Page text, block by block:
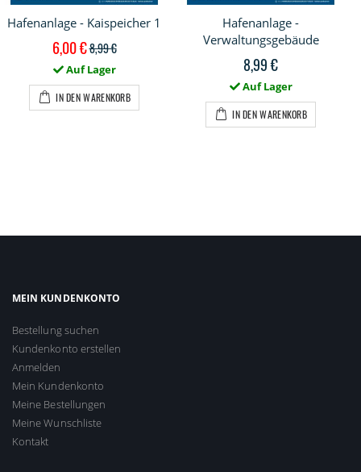
Hafenanlage - Kaispeicher 1
Sonderpreis
6,00 €8,99 €
Auf Lager
IN DEN WARENKORB
Hafenanlage -
Verwaltungsgebäude
8,99 €
Auf Lager
IN DEN WARENKORB
MEIN KUNDENKONTO
Bestellung suchen
Kundenkonto erstellen
Anmelden
Mein Kundenkonto
Meine Bestellungen
Meine Wunschliste
Kontakt